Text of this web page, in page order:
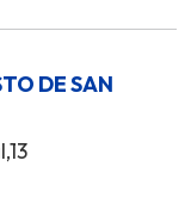
DE SAN